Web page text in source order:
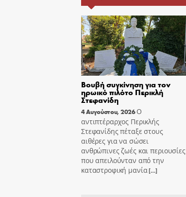
Βουβή συγκίνηση για τον
ηρωικό πιλότο Περικλή
Στεφανίδη
4 Αυγούστου, 2026Ο
αντιπτέραρχος Περικλής
Στεφανίδης πέταξε στους
αιθέρες για να σώσει
ανθρώπινες ζωές και περιουσίες
που απειλούνταν από την
καταστροφική μανία[…]